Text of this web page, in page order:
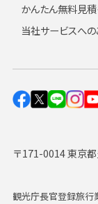
〒171-0014 東京
観光庁長官登録旅行
かんたん無料見積
当社サービスへ